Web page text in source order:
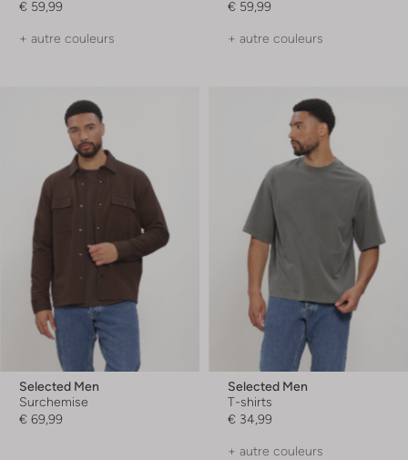
€ 59,99
+ autre couleurs
€ 59,99
+ autre couleurs
Selected Men
Surchemise
€ 69,99
Selected Men
T-shirts
€ 34,99
+ autre couleurs